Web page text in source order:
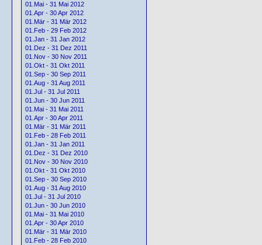
01.Mai - 31 Mai 2012
01.Apr - 30 Apr 2012
01.Mär - 31 Mär 2012
01.Feb - 29 Feb 2012
01.Jan - 31 Jan 2012
01.Dez - 31 Dez 2011
01.Nov - 30 Nov 2011
01.Okt - 31 Okt 2011
01.Sep - 30 Sep 2011
01.Aug - 31 Aug 2011
01.Jul - 31 Jul 2011
01.Jun - 30 Jun 2011
01.Mai - 31 Mai 2011
01.Apr - 30 Apr 2011
01.Mär - 31 Mär 2011
01.Feb - 28 Feb 2011
01.Jan - 31 Jan 2011
01.Dez - 31 Dez 2010
01.Nov - 30 Nov 2010
01.Okt - 31 Okt 2010
01.Sep - 30 Sep 2010
01.Aug - 31 Aug 2010
01.Jul - 31 Jul 2010
01.Jun - 30 Jun 2010
01.Mai - 31 Mai 2010
01.Apr - 30 Apr 2010
01.Mär - 31 Mär 2010
01.Feb - 28 Feb 2010